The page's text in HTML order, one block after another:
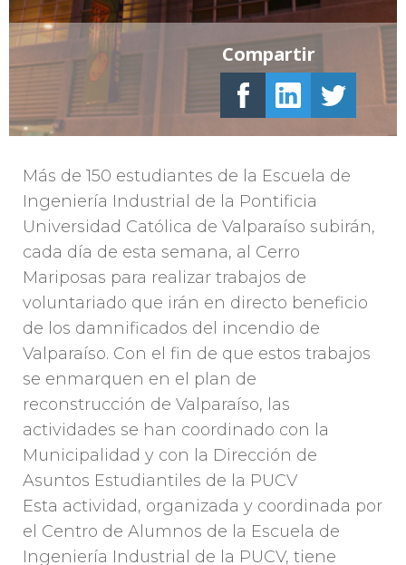
Más de 150 estudiantes de la Escuela de
Ingeniería Industrial de la Pontificia
Universidad Católica de Valparaíso subirán,
cada día de esta semana, al Cerro
Mariposas para realizar trabajos de
voluntariado que irán en directo beneficio
de los damnificados del incendio de
Valparaíso. Con el fin de que estos trabajos
se enmarquen en el plan de
reconstrucción de Valparaíso, las
actividades se han coordinado con la
Municipalidad y con la Dirección de
Asuntos Estudiantiles de la PUCV
Esta actividad, organizada y coordinada por
el Centro de Alumnos de la Escuela de
Ingeniería Industrial de la PUCV, tiene
Compartir